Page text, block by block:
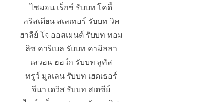
ไซมอน เร็กซ์ รับบท โคดี้
คริสเตียน สเลเทอร์ รับบท วิค
ฮาลีย์ โจ ออสเมนต์ รับบท ทอม
ลิซ คาริเบล รับบท คามิลลา
เลวอน ฮอว์ก รับบท ลูคัส
ทรูว์ มูลเลน รับบท เฮดเธอร์
จีนา เดวิส รับบท สเตซีย์